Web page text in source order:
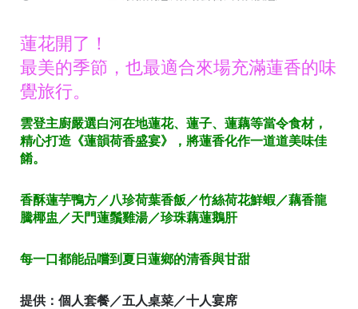
蓮花開了！
最美的季節，也最適合來場充滿蓮香的味
覺旅行。
雲登主廚嚴選白河在地蓮花、蓮子、蓮藕等當令食材，
精心打造《蓮韻荷香盛宴》，將蓮香化作一道道美味佳
餚。
香酥蓮芋鴨方／八珍荷葉香飯／竹絲荷花鮮蝦／藕香龍
騰椰盅／天門蓮鬚雞湯／珍珠藕蓮鵝肝
每一口都能品嚐到夏日蓮鄉的清香與甘甜
提供：個人套餐／五人桌菜／十人宴席